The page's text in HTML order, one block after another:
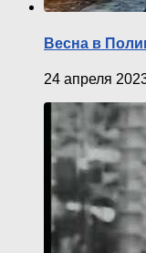
Весна в
24 апреля